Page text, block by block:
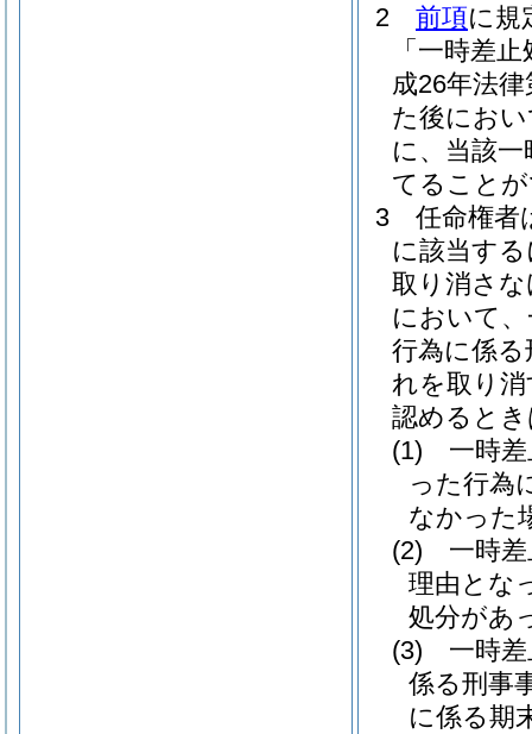
2
前項に規
「一時差
成26年法律
た後にお
に、当該
てること
3
任命権者
に該当す
取り消さ
において
行為に係
れを取り
認めると
(1)
一時
った行為
なかった
(2)
一時
理由とな
処分があ
(3)
一時
係る刑事
に係る期